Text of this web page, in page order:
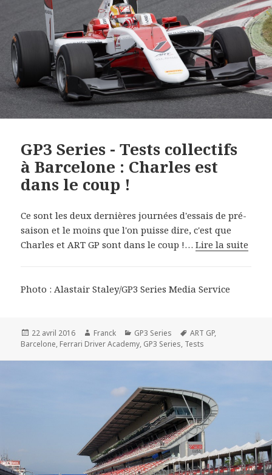
GP3 Series - Tests collectifs
à Barcelone : Charles est
dans le coup !
Ce sont les deux dernières journées d'essais de pré-
saison et le moins que l'on puisse dire, c'est que
Charles et ART GP sont dans le coup !…Lire la suite
Photo : Alastair Staley/GP3 Series Media Service
Publié
le
22 avril 2016 Auteur
Franck Catégories
GP3 Series
Mots-
clés
ART GP,
Barcelone, Ferrari Driver Academy, GP3 Series, Tests